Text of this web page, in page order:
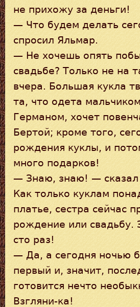
не прихожу за деньги!
— Что будем делать
спросил Яльмар.
— Не хочешь опять
свадьбе? Только не на
вчера. Большая кукла
та, что одета
Германом, хочет
Бертой; кроме того,
рождения куклы, и
много подарков!
— Знаю, знаю! —
Как только куклам
платье, сестра сейчас
рождение или свадьбу.
сто раз!
— Да, а сегодня ночью
первый и, значит,
готовится нечто
Взгляни-ка!